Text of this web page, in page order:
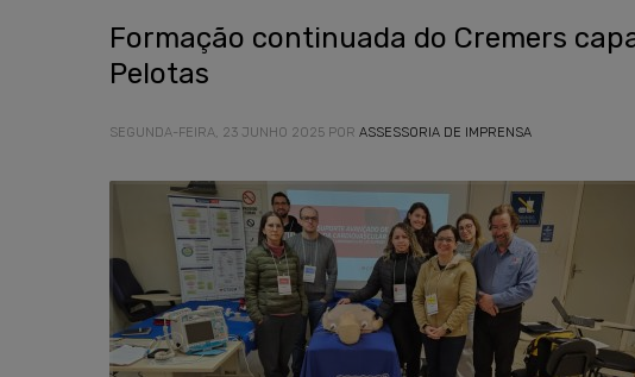
Formação continuada do Cremers
Pelotas
SEGUNDA-FEIRA, 23 JUNHO 2025 POR ASSESSORIA DE IMPRENSA